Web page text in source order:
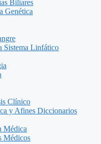
Biliares
Genética
Sistema Linfático
Clínico
y Afines Diccionarios
Médica
Médicos